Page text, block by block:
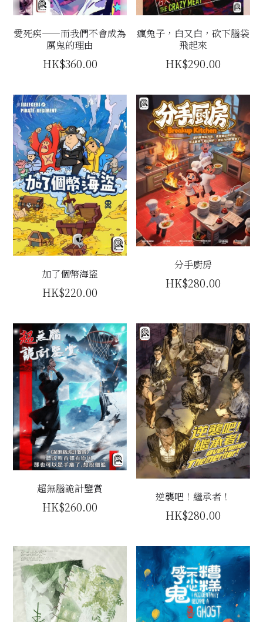
愛死疾——而我們不會成為
厲鬼的理由
HK$360.00
瘋兔子，白又白，砍下腦袋
飛起來
HK$290.00
加了個幣海盜
HK$220.00
分手廚房
HK$280.00
超無腦詭計鑒賞
HK$260.00
逆襲吧！繼承者！
HK$280.00